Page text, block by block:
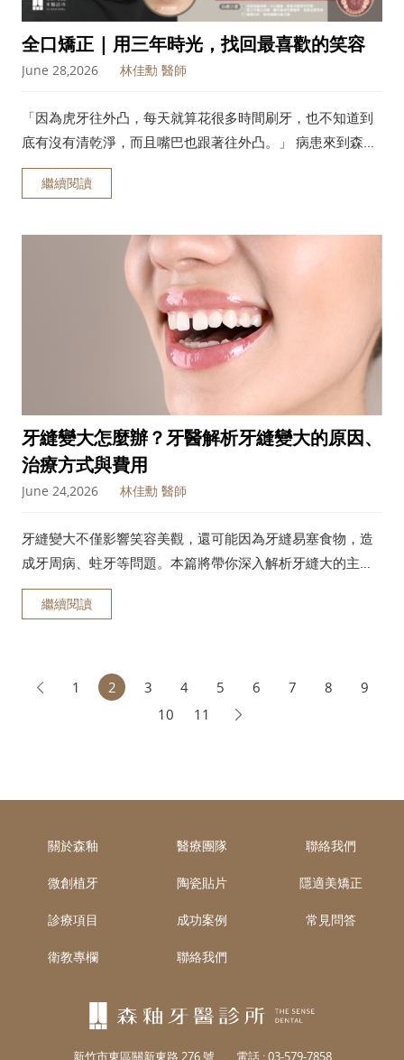
全口矯正 | 用三年時光，找回最喜歡的笑容
June 28,2026 林佳勳 醫師
「因為虎牙往外凸，每天就算花很多時間刷牙，也不知道到
底有沒有清乾淨，而且嘴巴也跟著往外凸。」 病患來到森釉
時，最困擾她的有兩件事，一是牙齒清潔不易，二是嘴唇往
外凸的問題。因為牙齒往外凸，清潔上有死角，明明很認真
繼續閱讀
牙縫變大怎麼辦？牙醫解析牙縫變大的原因、
治療方式與費用
June 24,2026 林佳勳 醫師
牙縫變大不僅影響笑容美觀，還可能因為牙縫易塞食物，造
成牙周病、蛀牙等問題。本篇將帶你深入解析牙縫大的主要
原因、常見影響與治療方法，並解答大家最關心的牙縫治療
相關問題。最後也會推薦專精牙縫治療的牙醫診所，透過專
繼續閱讀
1 2 3 4 5 6 7 8
9
10
11
關於森釉 醫療團隊 聯絡我們
微創植牙 陶瓷貼片 隱適美矯正
診療項目 成功案例 常見問答
衛教專欄 聯絡我們
新竹市東區關新東路 276 號 電話 :03-579-7858